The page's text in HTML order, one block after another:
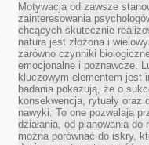
Motywacja od zawsze
zainteresowania
chcących skutecznie
natura jest złożona i
zarówno czynniki
emocjonalne i poznawcze.
kluczowym elementem jest
badania pokazują, że o
konsekwencja, rytuały oraz
nawyki. To one pozwalają
działania, od planowania
można porównać do iskry,